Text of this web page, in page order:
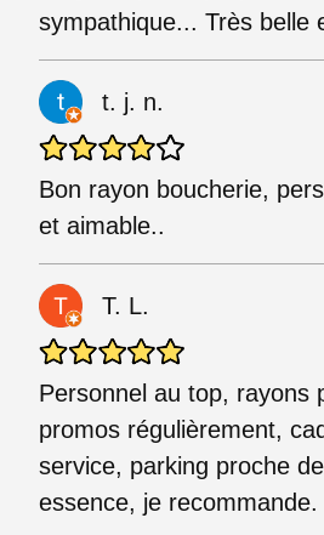
sympathique... Très belle
t. j. n.
Bon rayon boucherie,
et aimable..
T. L.
Personnel au top, rayons
promos régulièrement,
service, parking proche
essence, je recommande.